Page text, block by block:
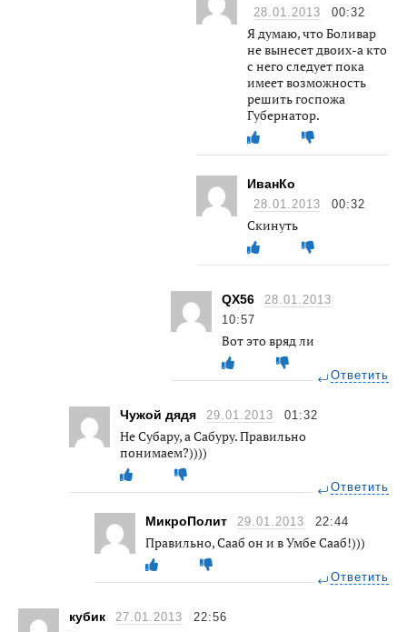
28.01.2013 00:32
Я думаю, что Боливар
не вынесет двоих-а кто
с него следует пока
имеет возможность
решить госпожа
Губернатор.
ИванКо
28.01.2013 00:32
Скинуть
QX56
28.01.2013
10:57
Вот это вряд ли
Ответить
Чужой дядя 29.01.2013 01:32
Не Субару, а Сабуру. Правильно
понимаем?))))
Ответить
МикроПолит 29.01.2013 22:44
Правильно, Сааб он и в Умбе Сааб!)))
Ответить
кубик 27.01.2013 22:56